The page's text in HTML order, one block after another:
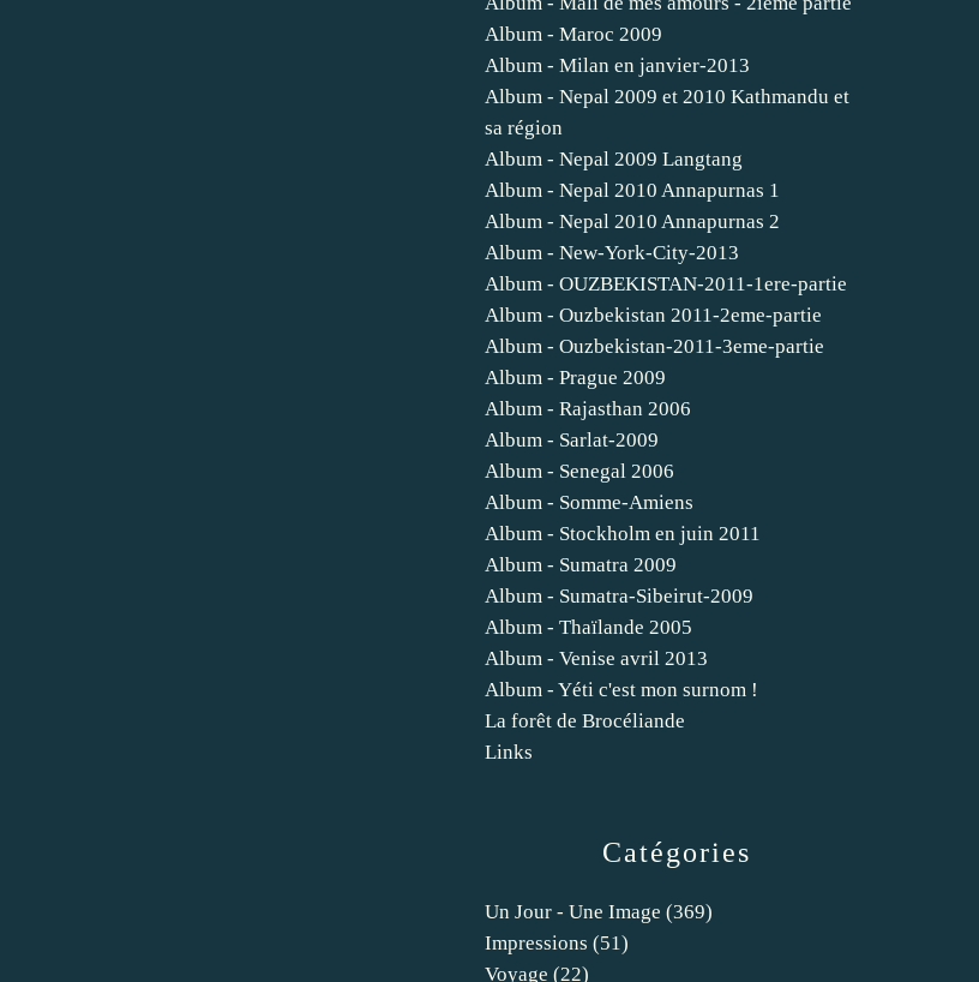
Catégories
Un Jour - Une Image (369)
Impressions (51)
Voyage (22)
Album - Maroc 2009
Album - Milan en janvier-2013
Album - Nepal 2009 et 2010 Kathmandu et
sa région
Album - Nepal 2009 Langtang
Album - Nepal 2010 Annapurnas 1
Album - Nepal 2010 Annapurnas 2
Album - New-York-City-2013
Album - OUZBEKISTAN-2011-1ere-partie
Album - Ouzbekistan 2011-2eme-partie
Album - Ouzbekistan-2011-3eme-partie
Album - Prague 2009
Album - Rajasthan 2006
Album - Sarlat-2009
Album - Senegal 2006
Album - Somme-Amiens
Album - Stockholm en juin 2011
Album - Sumatra 2009
Album - Sumatra-Sibeirut-2009
Album - Thaïlande 2005
Album - Venise avril 2013
Album - Yéti c'est mon surnom !
La forêt de Brocéliande
Links